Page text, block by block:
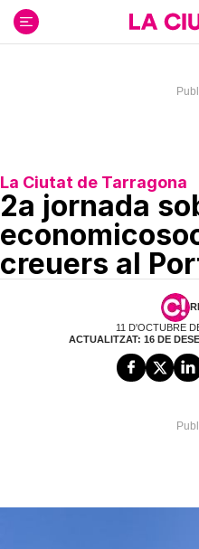
contenido
La Ciutat de Tarragona
2a jornada
creuers al
11 D'OCTUBRE
ACTUALITZAT: 16 DE